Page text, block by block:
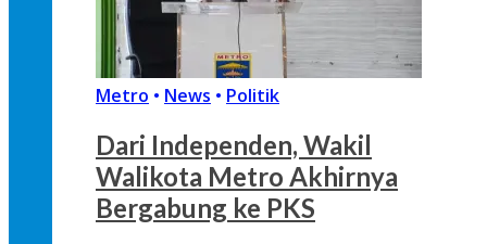
Metro • News • Politik
Dari Independen, Wakil
Walikota Metro Akhirnya
Bergabung ke PKS